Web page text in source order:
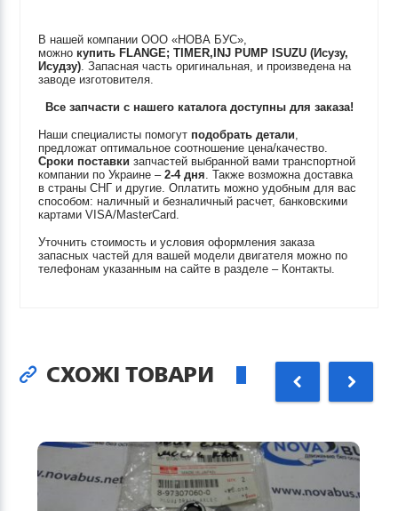
В нашей компании ООО «НОВА БУС»,
можно купить FLANGE; TIMER,INJ PUMP ISUZU (Исузу,
Исудзу). Запасная часть оригинальная, и произведена на
заводе изготовителя.
Все запчасти с нашего каталога доступны для заказа!
Наши специалисты помогут подобрать детали,
предложат оптимальное соотношение цена/качество.
Сроки поставки запчастей выбранной вами транспортной
компании по Украине –2-4 дня. Также возможна доставка
в страны СНГ и другие. Оплатить можно удобным для вас
способом: наличный и безналичный расчет, банковскими
картами VISA/MasterCard.
Уточнить стоимость и условия оформления заказа
запасных частей для вашей модели двигателя можно по
телефонам указанным на сайте в разделе – Контакты.
СХОЖІ ТОВАРИ